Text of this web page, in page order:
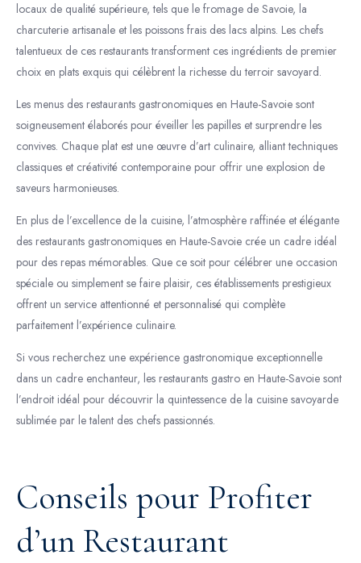
locaux de qualité supérieure, tels que le fromage de Savoie, la
charcuterie artisanale et les poissons frais des lacs alpins. Les chefs
talentueux de ces restaurants transforment ces ingrédients de premier
choix en plats exquis qui célèbrent la richesse du terroir savoyard.
Les menus des restaurants gastronomiques en Haute-Savoie sont
soigneusement élaborés pour éveiller les papilles et surprendre les
convives. Chaque plat est une œuvre d’art culinaire, alliant techniques
classiques et créativité contemporaine pour offrir une explosion de
saveurs harmonieuses.
En plus de l’excellence de la cuisine, l’atmosphère raffinée et élégante
des restaurants gastronomiques en Haute-Savoie crée un cadre idéal
pour des repas mémorables. Que ce soit pour célébrer une occasion
spéciale ou simplement se faire plaisir, ces établissements prestigieux
offrent un service attentionné et personnalisé qui complète
parfaitement l’expérience culinaire.
Si vous recherchez une expérience gastronomique exceptionnelle
dans un cadre enchanteur, les restaurants gastro en Haute-Savoie sont
l’endroit idéal pour découvrir la quintessence de la cuisine savoyarde
sublimée par le talent des chefs passionnés.
Conseils pour Profiter
d’un Restaurant